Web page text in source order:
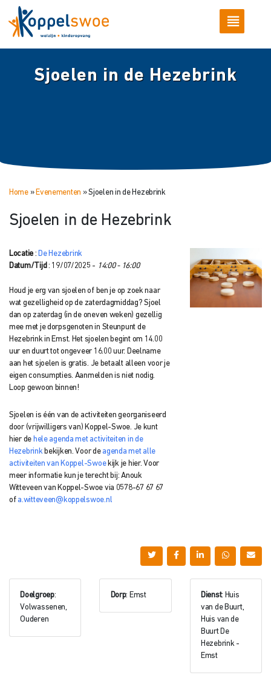
Sjoelen in de Hezebrink
Home» Evenementen »Sjoelen in de Hezebrink
Sjoelen in de Hezebrink
Locatie : De Hezebrink
Datum/Tijd : 19/07/2025 - 14:00 - 16:00
Houd je erg van sjoelen of ben je op zoek naar
wat gezelligheid op de zaterdagmiddag? Sjoel
dan op zaterdag (in de oneven weken) gezellig
mee met je dorpsgenoten in Steunpunt de
Hezebrink in Emst. Het sjoelen begint om 14.00
uur en duurt tot ongeveer 16.00 uur. Deelname
aan het sjoelen is gratis. Je betaalt alleen voor je
eigen consumpties. Aanmelden is niet nodig.
Loop gewoon binnen!
Sjoelen is één van de activiteiten georganiseerd
door (vrijwilligers van) Koppel-Swoe. Je kunt
hier de hele agenda met activiteiten in de
Hezebrink bekijken. Voor de agenda met alle
activiteiten van Koppel-Swoekijk je hier.Voor
meer informatie kun je terecht bij: Anouk
Witteveenvan Koppel-Swoe via 0578-67 67 67
of a.witteveen@koppelswoe.nl
Doelgroep:
Volwassenen,
Ouderen
Dorp: Emst Dienst: Huis
van de Buurt,
Huis van de
Buurt De
Hezebrink -
Emst